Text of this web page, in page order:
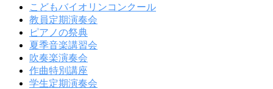
こどもバイオリンコンクール
教員定期演奏会
ピアノの祭典
夏季音楽講習会
吹奏楽演奏会
作曲特別講座
学生定期演奏会